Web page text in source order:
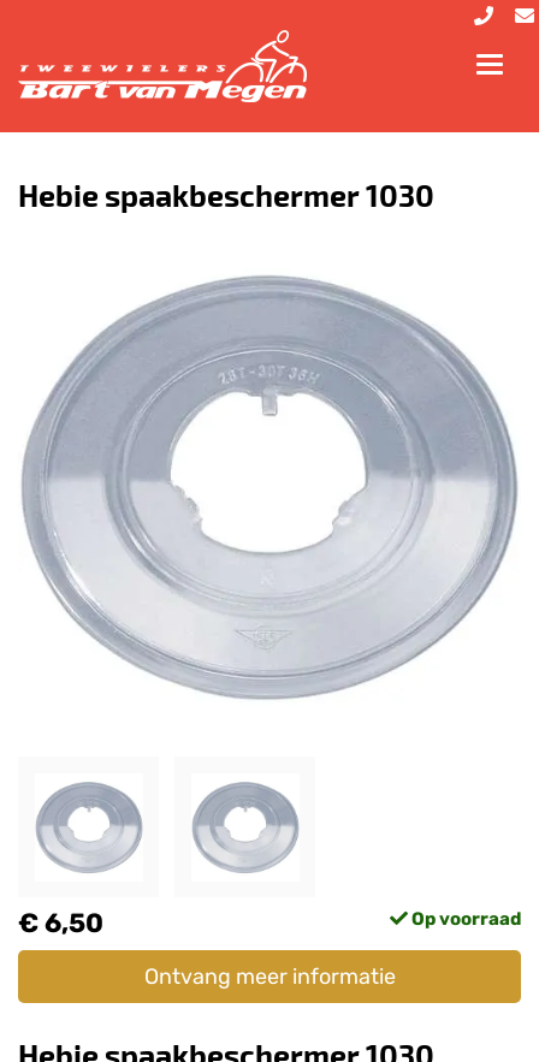
Hebie spaakbeschermer 1030
€ 6,50 Op voorraad
Ontvang meer informatie
Hebie spaakbeschermer 1030